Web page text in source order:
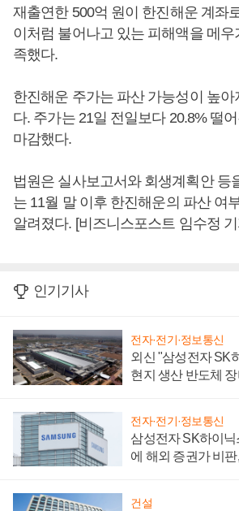
재출연한 500억 원이 한진해운 계좌
이처럼 불어나고 있는 피해액을 메
족했다.
한진해운 주가는 파산 가능성이 높아
다. 주가는 21일 전일보다 20.8% 떨
마감했다.
법원은 실사보고서와 회생계획안 등
는 11월 말 이후 한진해운의 파산 여
알려졌다. [비즈니스포스트 임수정
인기기사
전자·전기·정보통신
외신 "삼성전자 SK
현지 생산 반도체
전자·전기·정보통신
삼성전자 SK하이
에 해외 증권가 비
건설